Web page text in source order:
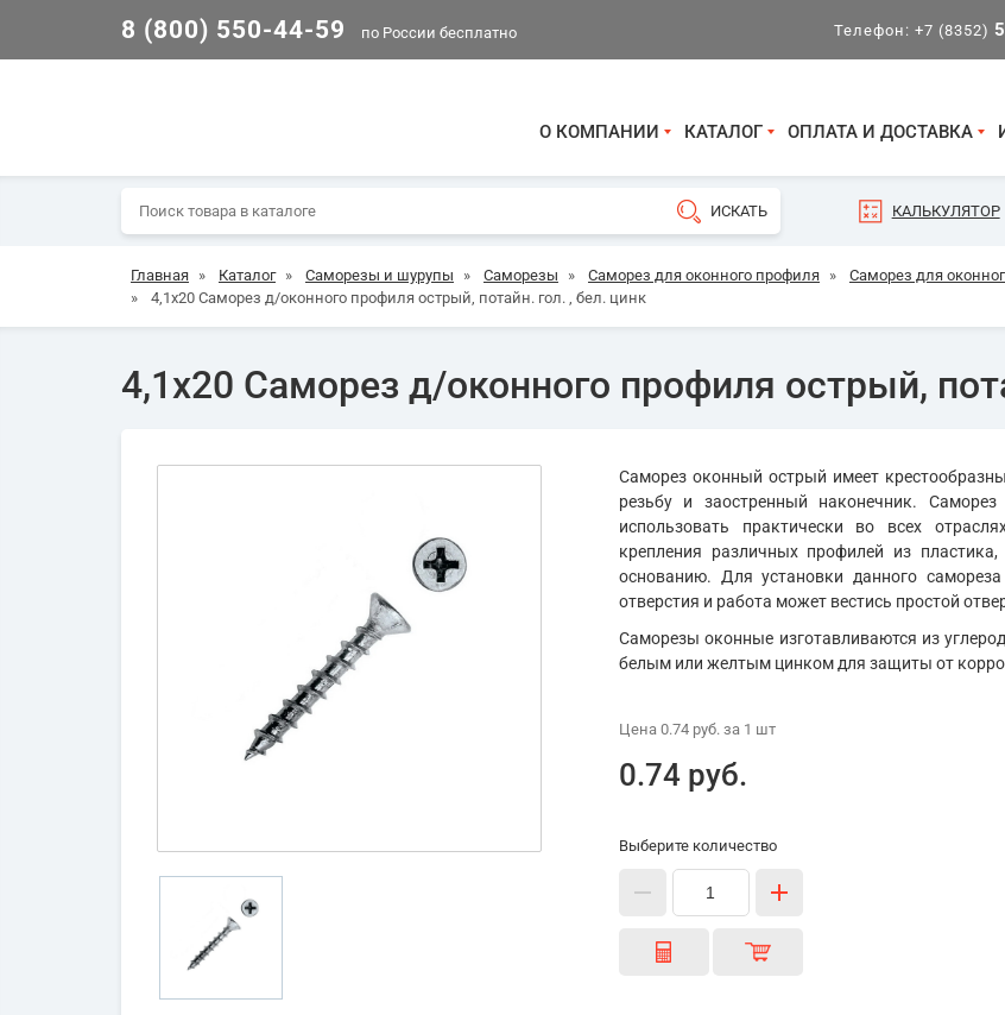
8 (800) 550-44-59 по России бесплатно Телефон: +7 (8352)
О КОМПАНИИ КАТАЛОГ ОПЛАТА И ДОСТАВКА
КАЛЬКУЛЯТОР
Главная » Каталог » Саморезы и шурупы » Саморезы » Саморез для оконного профиля »
Саморез для
»
4,1х20 Саморез д/оконного профиля острый, потайн. гол. , бел. цинк
4,1х20 Саморез д/оконного профиля острый,
Саморез оконный острый имеет
резьбу и заостренный наконечник.
использовать практически во всех
крепления различных профилей из
основанию. Для установки данного самореза
отверстия и работа может вестись простой
Саморезы оконные изготавливаются из
белым или желтым цинком для защиты от
Цена 0.74 руб.за 1 шт
0.74 руб.
Выберите количество